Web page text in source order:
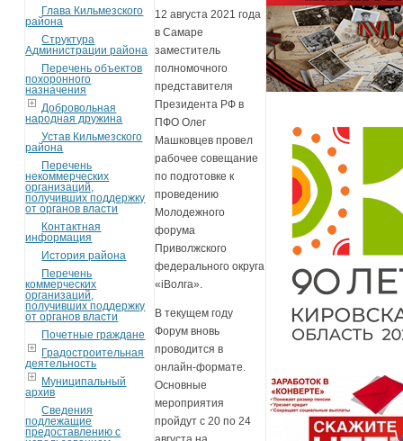
Глава Кильмезского
района
Структура
Администрации района
Перечень объектов
похоронного
назначения
Добровольная
народная дружина
Устав Кильмезского
района
Перечень
некоммерческих
организаций,
получивших поддержку
от органов власти
Контактная
информация
История района
Перечень
коммерческих
организаций,
получивших поддержку
от органов власти
Почетные граждане
Градостроительная
деятельность
Муниципальный
архив
Сведения
подлежащие
предоставлению с
12 августа 2021 года
в Самаре
заместитель
полномочного
представителя
Президента РФ в
ПФО Олег
Машковцев провел
рабочее совещание
по подготовке к
проведению
Молодежного
форума
Приволжского
федерального округа
«iВолга».
В текущем году
Форум вновь
проводится в
онлайн-формате.
Основные
мероприятия
пройдут с 20 по 24